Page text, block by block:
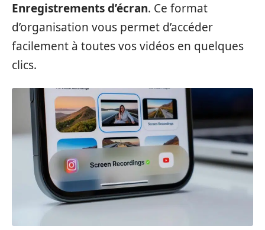
Enregistrements d’écran. Ce format
d’organisation vous permet d’accéder
facilement à toutes vos vidéos en quelques
clics.